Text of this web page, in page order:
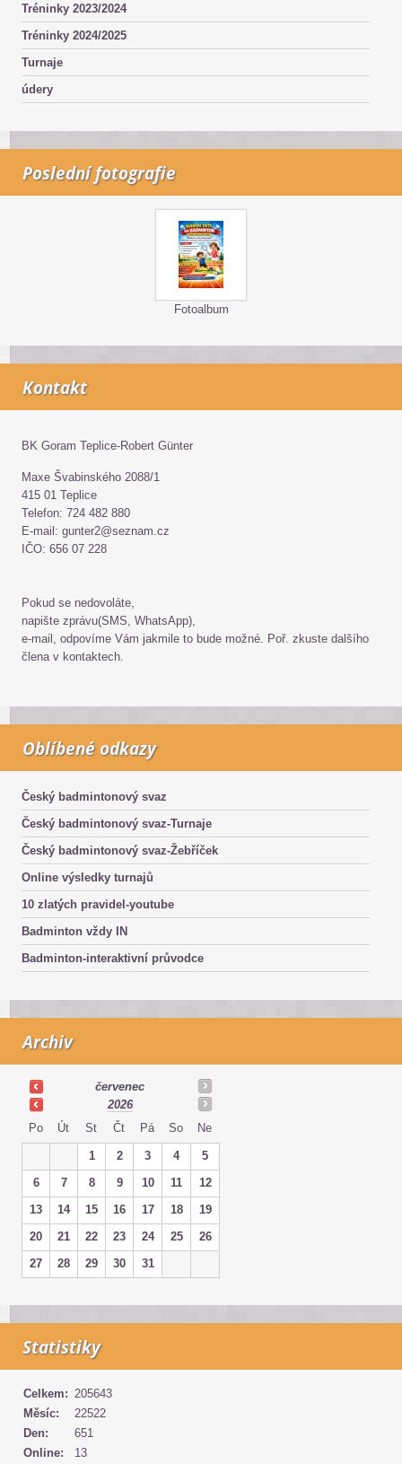
Tréninky 2023/2024
Tréninky 2024/2025
Turnaje
údery
Poslední fotografie
Fotoalbum
Kontakt
BK Goram Teplice-Robert Günter
Maxe Švabinského 2088/1
415 01 Teplice
Telefon: 724 482 880
E-mail: gunter2@seznam.cz
IČO: 656 07 228
Pokud se nedovoláte,
napište zprávu(SMS, WhatsApp),
e-mail, odpovíme Vám jakmile to bude možné. Poř. zkuste dalšího
člena v kontaktech.
Oblíbené odkazy
Český badmintonový svaz
Český badmintonový svaz-Turnaje
Český badmintonový svaz-Žebříček
Online výsledky turnajů
10 zlatých pravidel-youtube
Badminton vždy IN
Badminton-interaktivní průvodce
Archiv
červenec
2026
Po
Út St Čt Pá So Ne
1 2 3 4
5
6
7 8 9 10 11
12
13
14 15 16 17 18
19
20
21 22 23 24 25
26
27
28 29 30 31
Statistiky
Online: 13
Celkem: 205643
Měsíc:
22522
Den:
651